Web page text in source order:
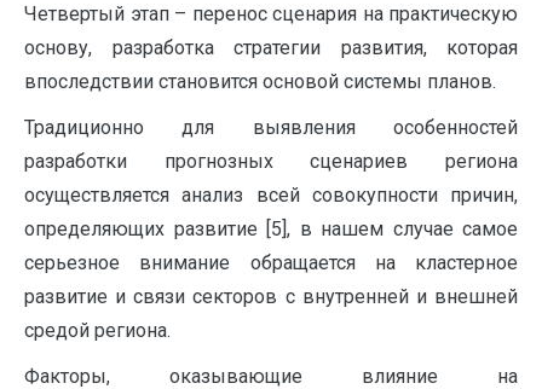
Четвертый этап – перенос сценария на практическую
основу, разработка стратегии развития, которая
впоследствии становится основой системы планов.
Традиционно для выявления особенностей
разработки прогнозных сценариев региона
осуществляется анализ всей совокупности причин,
определяющих развитие [5], в нашем случае самое
серьезное внимание обращается на кластерное
развитие и связи секторов с внутренней и внешней
средой региона.
Факторы, оказывающие влияние на